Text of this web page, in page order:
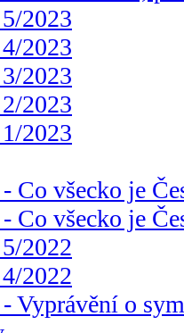
2023
2023
2023
2023
2023
Co všecko je
Co všecko je
2022
2022
Vyprávění o